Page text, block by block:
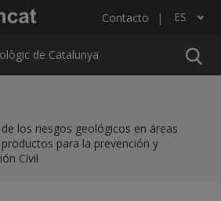
Contacto ES
Lista adicional de acciones
de Catalunya
los riesgos geológicos en áreas
para la prevención y
Civil